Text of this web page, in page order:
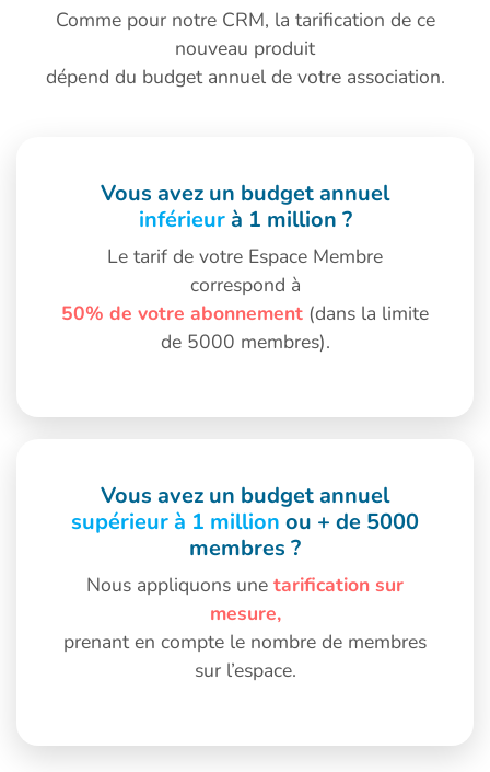
Comme pour notre CRM, la tarification de ce
nouveau produit
dépend du budget annuel de votre association.
Vous avez un budget annuel
inférieurà 1 million ?
Le tarif de votre Espace Membre
correspond à
50% de votre abonnement (dans la limite
de 5000 membres).
Vous avez un budget annuel
supérieur à 1 million ou + de 5000
membres ?
Nous appliquons une tarification sur
mesure,
prenant en compte le nombre de membres
sur l’espace.